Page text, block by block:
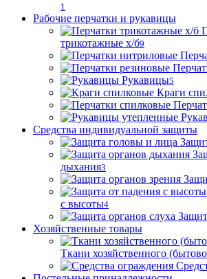
1
Рабочие перчатки и рукавицы
трикотажные х/б9
Рукавицы5
Краги
Средства индивидуальной защиты
дыхания3
с высоты4
Хозяйственные товары
Ткани хозяйственного